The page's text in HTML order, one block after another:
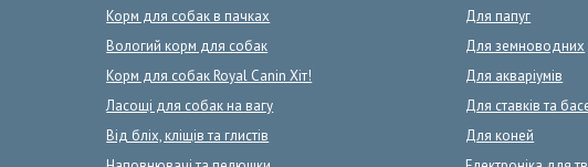
Корм для собак в пачках
Вологий корм для собак
Корм для собак Royal Canin Хіт!
Ласощі для собак на вагу
Від бліх, кліщів та глистів
Для папуг
Для земноводних
Для акваріумів
Для ставків та
Для коней